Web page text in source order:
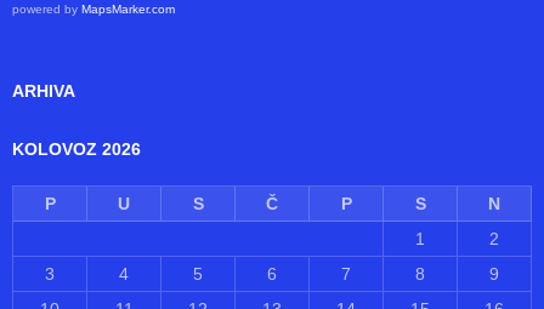
powered by MapsMarker.com
ARHIVA
KOLOVOZ 2026
P U S Č P S
N
1
2
3
4 5 6 7 8
9